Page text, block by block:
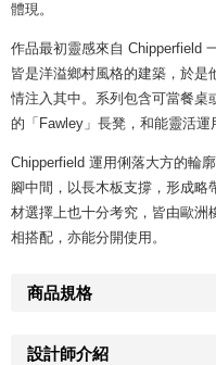
體現。
作品最初靈感來自 Chipperfield
皆是洋溢鄉村風格的建築，於
情注入其中。系列包含可當餐桌
的「Fawley」長凳，和能靈活運
Chipperfield 運用俐落大方的輪
腳中間，以長木板支撐，形成略
材選擇上也十分考究，皆由歐洲
相搭配，亦能分開使用。
商品規格
設計師介紹